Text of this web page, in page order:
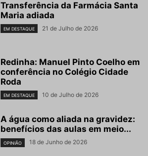
Transferência da Farmácia Santa
Maria adiada
EM DESTAQUE 21 de Julho de 2026
Redinha: Manuel Pinto Coelho em
conferência no Colégio Cidade
Roda
EM DESTAQUE 10 de Julho de 2026
A água como aliada na gravidez:
benefícios das aulas em meio...
OPINIÃO 18 de Junho de 2026